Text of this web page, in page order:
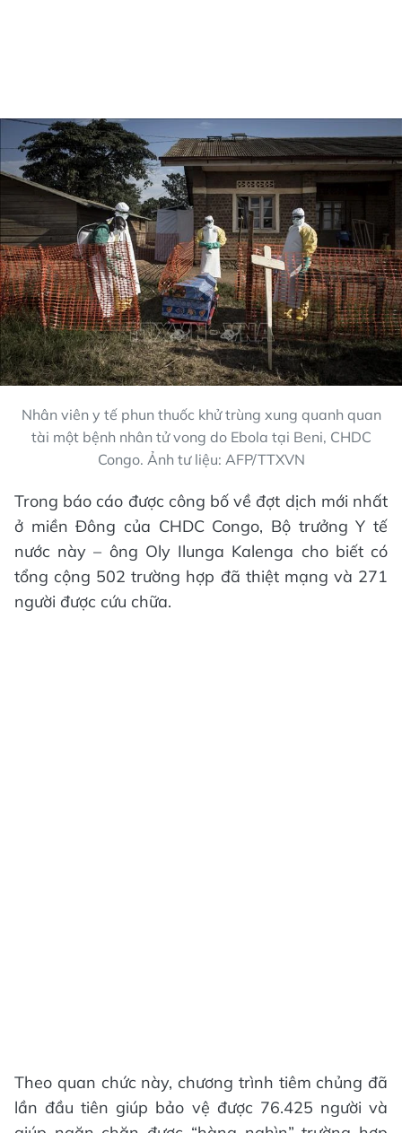
Nhân viên y tế phun thuốc khử trùng xung quanh quan
tài một bệnh nhân tử vong do Ebola tại Beni, CHDC
Congo. Ảnh tư liệu: AFP/TTXVN
Trong báo cáo được công bố về đợt dịch mới nhất
ở miền Đông của CHDC Congo, Bộ trưởng Y tế
nước này – ông Oly Ilunga Kalenga cho biết có
tổng cộng 502 trường hợp đã thiệt mạng và 271
người được cứu chữa.
Theo quan chức này, chương trình tiêm chủng đã
lần đầu tiên giúp bảo vệ được 76.425 người và